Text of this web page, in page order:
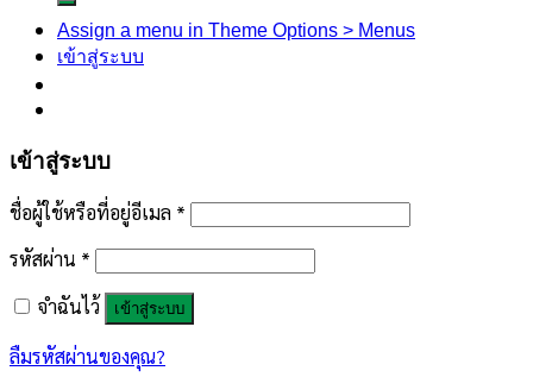
Assign a menu in Theme Options > Menus
เข้าสู่ระบบ
เข้าสู่ระบบ
ชื่อผู้ใช้หรือที่อยู่อีเมล *
รหัสผ่าน *
จำฉันไว้
เข้าสู่ระบบ
ลืมรหัสผ่านของคุณ?